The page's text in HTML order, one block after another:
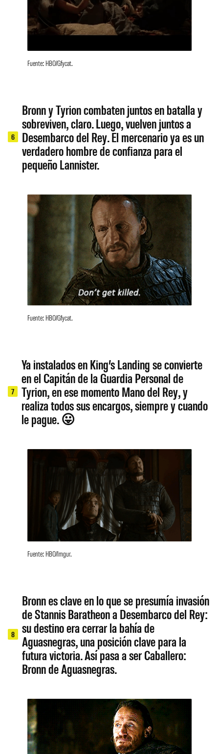
Fuente: HBO/Gfycat.
6
Bronn y Tyrion combaten juntos en batalla y
sobreviven, claro. Luego, vuelven juntos a
Desembarco del Rey. El mercenario ya es un
verdadero hombre de confianza para el
pequeño Lannister.
Fuente: HBO/Gfycat.
7
Ya instalados en King’s Landing se convierte
en el Capitán de la Guardia Personal de
Tyrion, en ese momento Mano del Rey, y
realiza todos sus encargos, siempre y cuando
le pague. 😛
Fuente: HBO/Imgur.
8
Bronn es clave en lo que se presumía invasión
de Stannis Baratheon a Desembarco del Rey:
su destino era cerrar la bahía de
Aguasnegras, una posición clave para la
futura victoria. Así pasa a ser Caballero:
Bronn de Aguasnegras.